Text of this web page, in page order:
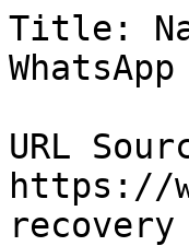
Title:
URL
https://
recovery